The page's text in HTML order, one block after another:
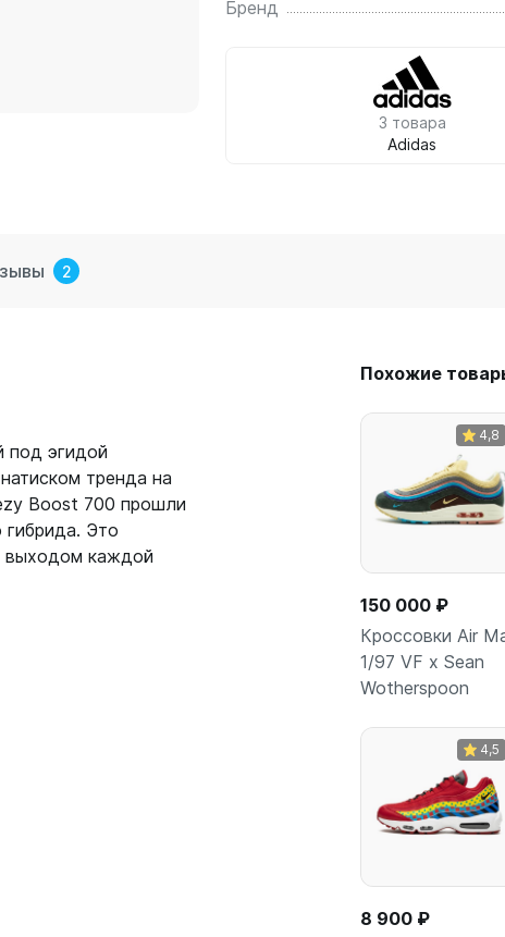
Бренд
3 товара
Adidas
2
под эгидой
тренда на
Boost 700 прошли
гибрида. Это
выходом каждой
Похожие
4,8
В корзину
150 000 ₽
Кроссовки Air
1/97 VF x Sean
Wotherspoon
4,5
8 900 ₽